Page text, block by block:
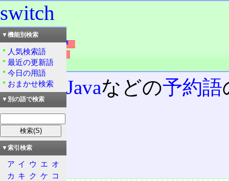
switch
読み：スウィッチ
外語：switch
発音：swítʃ
品詞：名詞
C/C++/Javaなどの予約語
目次
概要
特徴
C/C++
▼機能別検索
人気検索語
最近の更新語
今日の用語
おまかせ検索
▼別の語で検索
▼索引検索
ア イ ウ エ オ
カ キ ク ケ コ